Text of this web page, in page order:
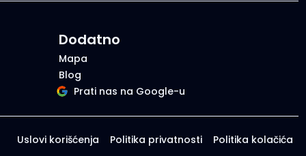
Dodatno
Mapa
Blog
Prati nas na Google-u
Uslovi korišćenja Politika privatnosti Politika kolačića